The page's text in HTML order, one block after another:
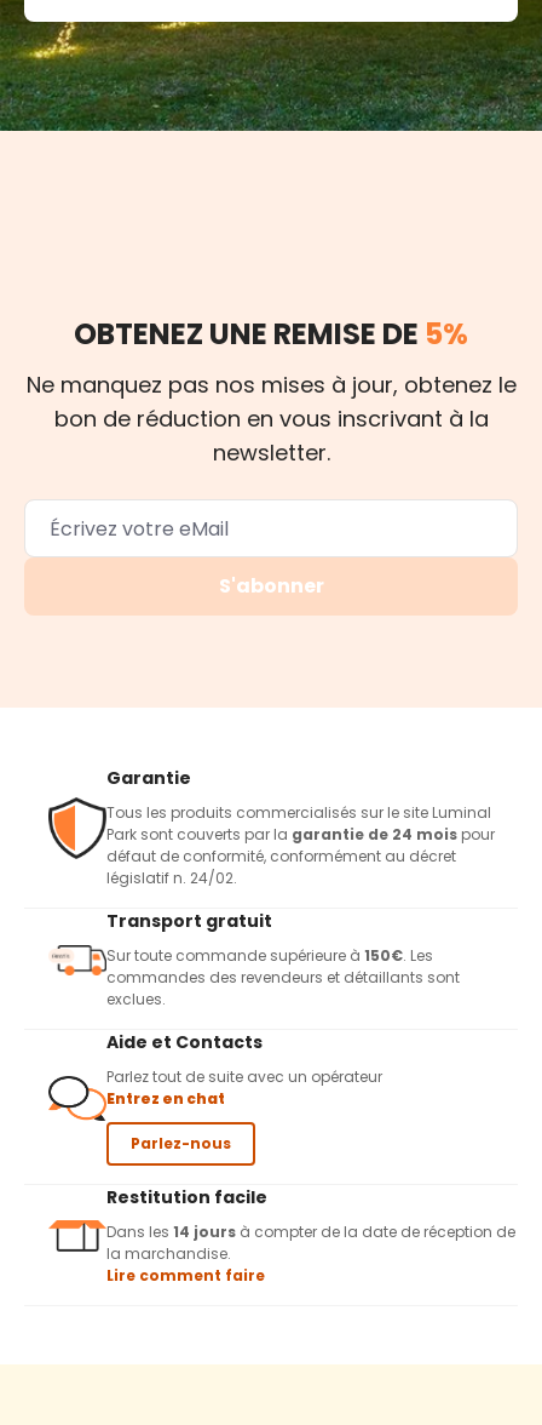
OBTENEZ UNE REMISE DE 5%
Ne manquez pas nos mises à jour, obtenez le
bon de réduction en vous inscrivant à la
newsletter.
S'abonner
Garantie
Tous les produits commercialisés sur le site Luminal
Park sont couverts par la garantie de 24 mois pour
défaut de conformité, conformément au décret
législatif n. 24/02.
Transport gratuit
Sur toute commande supérieure à 150€. Les
commandes des revendeurs et détaillants sont
exclues.
Aide et Contacts
Parlez tout de suite avec un opérateur
Entrez en chat
Parlez-nous
Restitution facile
Dans les 14 jours à compter de la date de réception de
la marchandise.
Lire comment faire